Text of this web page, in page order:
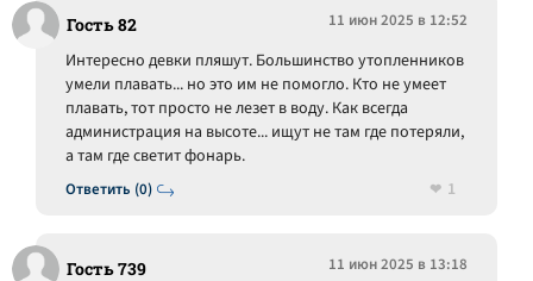
Гость 82 11 июн 2025 в 12:52
Ответить (0)
Интересно девки пляшут. Большинство утопленников
умели плавать... но это им не помогло. Кто не умеет
плавать, тот просто не лезет в воду. Как всегда
администрация на высоте... ищут не там где потеряли,
а там где светит фонарь.
1
Гость 739 11 июн 2025 в 13:18